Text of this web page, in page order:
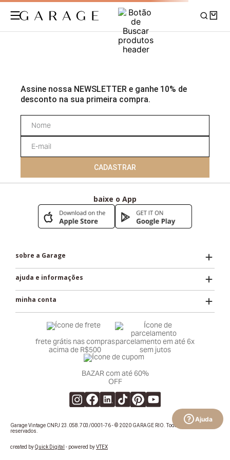
Ajuda
Sua busca não foi encontrada!
Não se preocupe, separamos abaixo novas coleções e produtos para
Voltar para home